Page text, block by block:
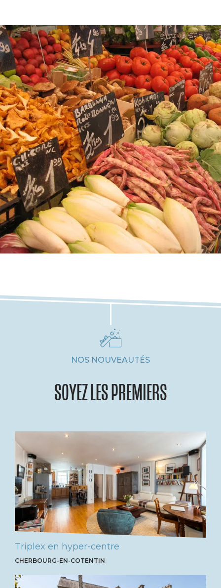
NOS NOUVEAUTÉS
SOYEZ LES PREMIERS
Triplex en hyper-centre
CHERBOURG-EN-COTENTIN